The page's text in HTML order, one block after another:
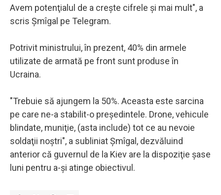
Avem potenţialul de a creşte cifrele şi mai mult", a
scris Şmîgal pe Telegram.
Potrivit ministrului, în prezent, 40% din armele
utilizate de armată pe front sunt produse în
Ucraina.
"Trebuie să ajungem la 50%. Aceasta este sarcina
pe care ne-a stabilit-o preşedintele. Drone, vehicule
blindate, muniţie, (asta include) tot ce au nevoie
soldaţii noştri", a subliniat Şmîgal, dezvăluind
anterior că guvernul de la Kiev are la dispoziţie şase
luni pentru a-şi atinge obiectivul.